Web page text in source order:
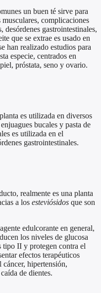
un buen té sirve para
complicaciones
desórdenes gastrointestinales,
que se extrae es usado en
han realizado estudios para
especie, centrados en
próstata, seno y ovario.
es utilizada en diversos
bucales y pasta de
es utilizada en el
gastrointestinales.
realmente es una planta
a los esteviósidos que son
edulcorante en general,
los niveles de glucosa
tipo II y protegen contra el
efectos terapéuticos
cáncer, hipertensión,
de dientes.